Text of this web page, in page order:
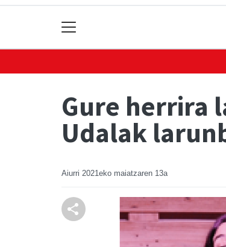
Gure herrira
Udalak
Aiurri 2021eko maiatzaren 13a